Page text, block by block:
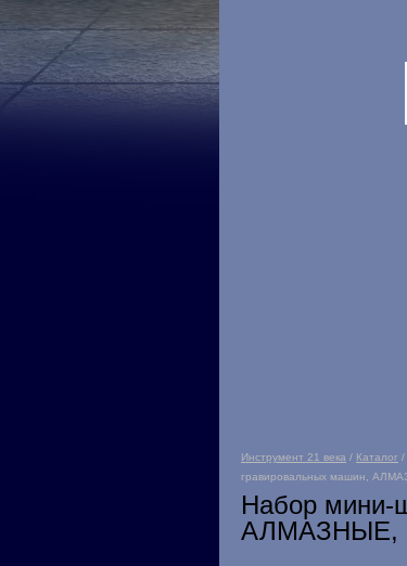
Инструмент 21 века / Каталог /
гравировальных машин,
Набор мини-
АЛМАЗНЫЕ,